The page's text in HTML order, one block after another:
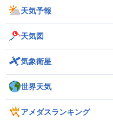
天気予報
天気図
気象衛星
世界天気
アメダスランキング